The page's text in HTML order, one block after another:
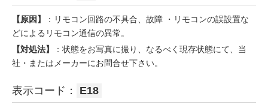
【原因】
：リモコン回路の不具合、故障 ・リモコンの誤設置な
どによるリモコン通信の異常。
【対処法】
：状態をお写真に撮り、なるべく現存状態にて、当
社・またはメーカーにお問合せ下さい。
表示コード： E18